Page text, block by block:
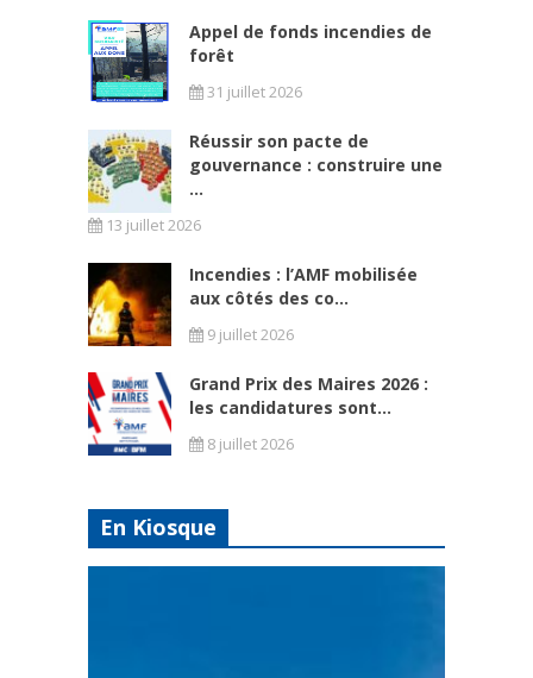
Appel de fonds incendies de
forêt
31 juillet 2026
Réussir son pacte de
gouvernance : construire une
...
13 juillet 2026
Incendies : l’AMF mobilisée
aux côtés des co...
9 juillet 2026
Grand Prix des Maires 2026 :
les candidatures sont...
8 juillet 2026
En Kiosque